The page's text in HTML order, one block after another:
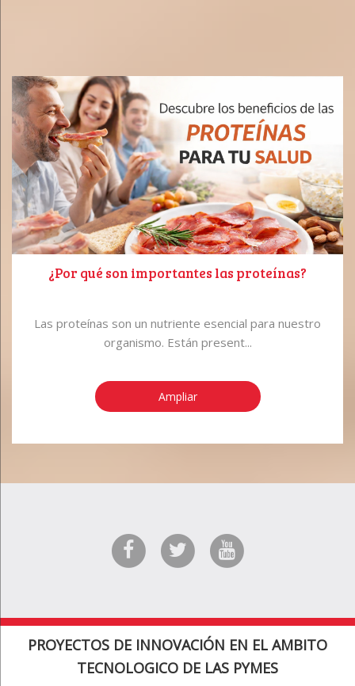
¿Por qué son importantes las proteínas?
Las proteínas son un nutriente esencial para nuestro
organismo. Están present...
Ampliar
PROYECTOS DE INNOVACIÓN EN EL AMBITO
TECNOLOGICO DE LAS PYMES